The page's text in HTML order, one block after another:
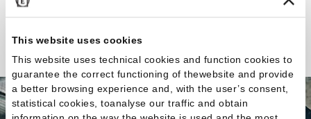
This website uses cookies
This website uses technical cookies and function cookies to
guarantee the correct functioning of thewebsite and provide
a better browsing experience and, with the user’s consent,
statistical cookies, toanalyse our traffic and obtain
Scopri la Collezione